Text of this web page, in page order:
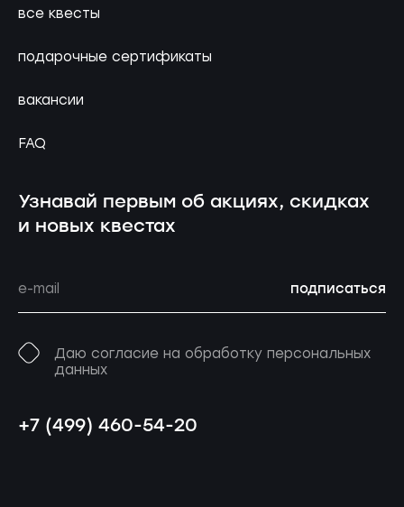
все квесты
подарочные сертификаты
вакансии
FAQ
Узнавай первым об акциях, скидках
и новых квестах
подписаться
Даю согласие на обработку персональных
данных
+7 (499) 460-54-20